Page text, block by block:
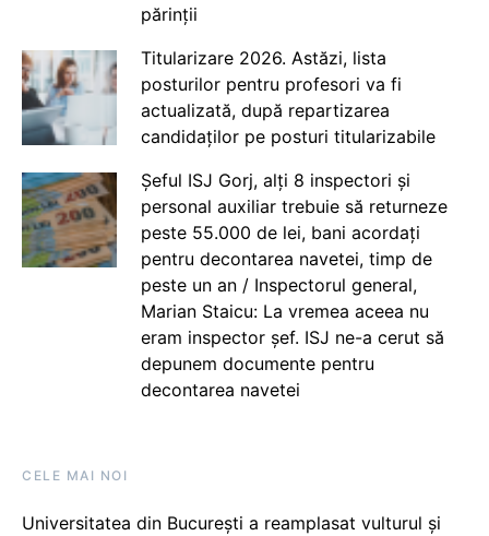
părinții
Titularizare 2026. Astăzi, lista
posturilor pentru profesori va fi
actualizată, după repartizarea
candidaților pe posturi titularizabile
Șeful ISJ Gorj, alți 8 inspectori și
personal auxiliar trebuie să returneze
peste 55.000 de lei, bani acordați
pentru decontarea navetei, timp de
peste un an / Inspectorul general,
Marian Staicu: La vremea aceea nu
eram inspector șef. ISJ ne-a cerut să
depunem documente pentru
decontarea navetei
CELE MAI NOI
Universitatea din București a reamplasat vulturul și